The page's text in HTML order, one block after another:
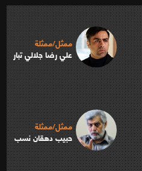
ممثل/ممثلة
علي رضا جلالي تبار
ممثل/ممثلة
حبيب دهقان‌ نسب